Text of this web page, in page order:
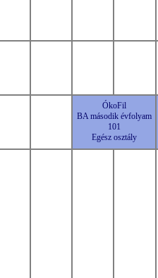
ÓkoFil
BA második évfolyam
101
Egész osztály